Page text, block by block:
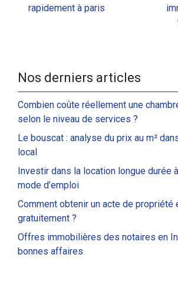
rapidement à paris
Nos derniers articles
Combien coûte réellement une
selon le niveau de services ?
Le bouscat : analyse du prix au m²
local
Investir dans la location longue durée
mode d’emploi
Comment obtenir un acte de propriété
gratuitement ?
Offres immobilières des notaires en
bonnes affaires